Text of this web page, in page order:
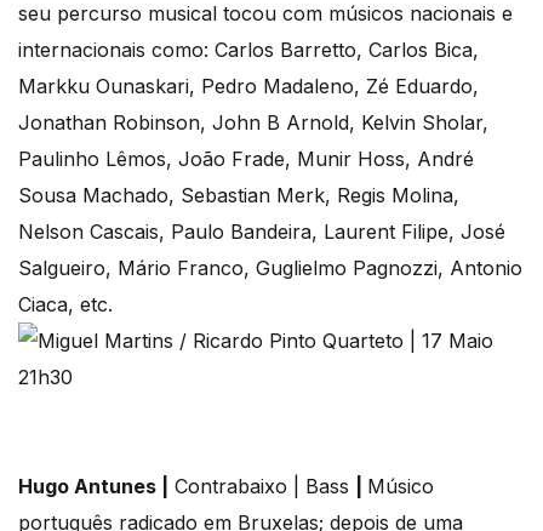
seu percurso musical tocou com músicos nacionais e
internacionais como: Carlos Barretto, Carlos Bica,
Markku Ounaskari, Pedro Madaleno, Zé Eduardo,
Jonathan Robinson, John B Arnold, Kelvin Sholar,
Paulinho Lêmos, João Frade, Munir Hoss, André
Sousa Machado, Sebastian Merk, Regis Molina,
Nelson Cascais, Paulo Bandeira, Laurent Filipe, José
Salgueiro, Mário Franco, Guglielmo Pagnozzi, Antonio
Ciaca, etc.
Hugo Antunes | Contrabaixo | Bass
Músico
português radicado em Bruxelas; depois de uma